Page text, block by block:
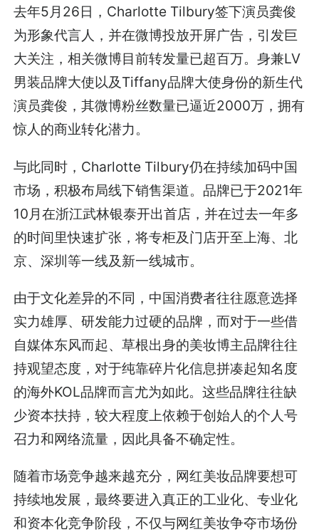
去年5月26日，Charlotte Tilbury签下演员龚俊
为形象代言人，并在微博投放开屏广告，引发巨
大关注，相关微博目前转发量已超百万。身兼LV
男装品牌大使以及Tiffany品牌大使身份的新生代
演员龚俊，其微博粉丝数量已逼近2000万，拥有
惊人的商业转化潜力。
与此同时，Charlotte Tilbury仍在持续加码中国
市场，积极布局线下销售渠道。品牌已于2021年
10月在浙江武林银泰开出首店，并在过去一年多
的时间里快速扩张，将专柜及门店开至上海、北
京、深圳等一线及新一线城市。
由于文化差异的不同，中国消费者往往愿意选择
实力雄厚、研发能力过硬的品牌，而对于一些借
自媒体东风而起、草根出身的美妆博主品牌往往
持观望态度，对于纯靠碎片化信息拼凑起知名度
的海外KOL品牌而言尤为如此。这些品牌往往缺
少资本扶持，较大程度上依赖于创始人的个人号
召力和网络流量，因此具备不确定性。
随着市场竞争越来越充分，网红美妆品牌要想可
持续地发展，最终要进入真正的工业化、专业化
和资本化竞争阶段，不仅与网红美妆争夺市场份